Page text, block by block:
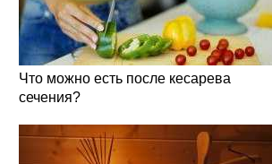
Что можно есть после кесарева
сечения?